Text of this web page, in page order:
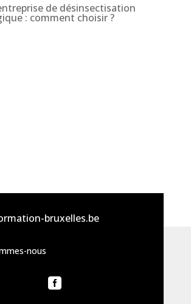
de désinsectisation
: comment choisir ?
bruxelles.be
nous
